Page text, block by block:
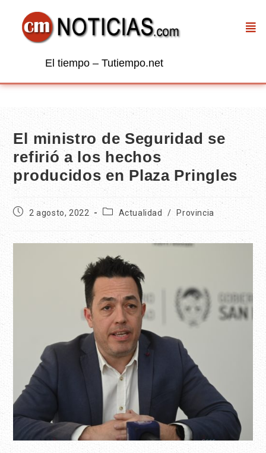
El tiempo – Tutiempo.net
El ministro de Seguridad se
refirió a los hechos
producidos en Plaza Pringles
2 agosto, 2022 Actualidad / Provincia